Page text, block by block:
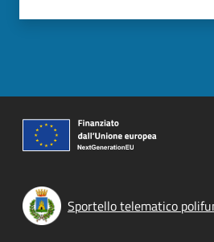
Sportello telematico